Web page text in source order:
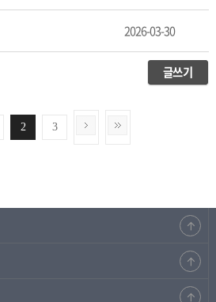
2026-03-30
글쓰기
2 3